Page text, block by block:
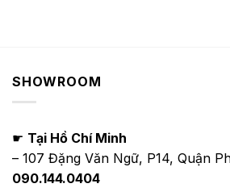
SHOWROOM
☛ Tại Hồ Chí Minh
– 107 Đặng Văn Ngữ, P14, Quận
090.144.0404